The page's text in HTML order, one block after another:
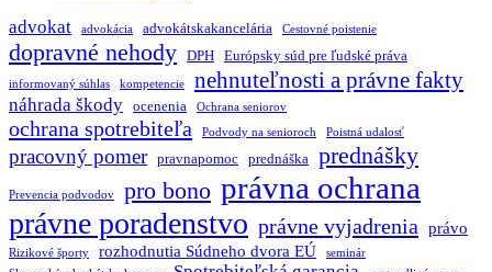
advokat advokácia advokátskakancelária Cestovné poistenie
dopravné nehody DPH Európsky súd pre ľudské práva
informovaný súhlas kompetencie nehnuteľnosti a právne fakty
náhrada škody ocenenia Ochrana seniorov
ochrana spotrebiteľa Podvody na senioroch Poistná udalosť
pracovný pomer pravnapomoc prednáška prednášky
Prevencia podvodov pro bono právna ochrana
právne poradenstvo právne vyjadrenia právo
Rizikové športy rozhodnutia Súdneho dvora EÚ
seminár